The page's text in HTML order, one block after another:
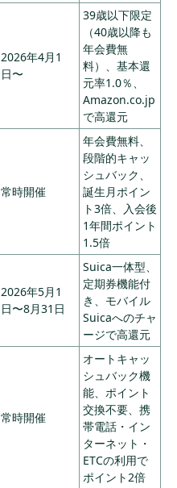
ント
④SBI証券口座
開設プランで最
大18,000円相当
のVポイント
※初年度無料
①150万円以上
利用でSOW EXP
ERIENCEレスト
ランギフト23,10
0円相当 ②家族
カード追加で2,0
00円CB ③その
他継続中特典と
の組合せ（公式
要確認）
①入会後3ヶ月
以内に80万円利
用： 15,000ポイ
ント
②入会後3ヶ月
以内に120万円
利用： さらに1
5,000ポイント
③2年目年会費
支払い＋初年度2
00万円利用： 5,
000ポイント
④通常利用ポイ
2026年4月1
日〜
39歳以下限定
（40歳以降も
年会費無
料）、基本還
元率1.0％、
Amazon.co.jp
で高還元
常時開催
年会費無料、
段階的キャッ
シュバック、
誕生月ポイン
ト3倍、入会後
1年間ポイント
1.5倍
2026年5月1
日〜8月31日
Suica一体型、
定期券機能付
き、モバイル
Suicaへのチャ
ージで高還元
常時開催
オートキャッ
シュバック機
能、ポイント
交換不要、携
帯電話・イン
ターネット・
ETCの利用で
ポイント2倍